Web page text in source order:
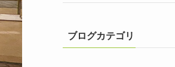
ブログカテゴリ